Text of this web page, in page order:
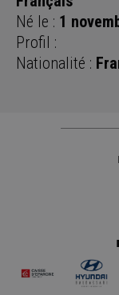
Né le : 1
Profil :
Nationalité :